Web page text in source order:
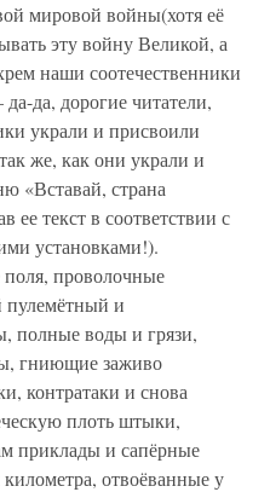
мировой войны(хотя её
эту войну Великой, а
наши соотечественники
да, дорогие читатели,
украли и присвоили
же, как они украли и
«Вставай, страна
ее текст в соответствии с
установками!).
проволочные
пулемётный и
полные воды и грязи,
гниющие заживо
контратаки и снова
плоть штыки,
приклады и сапёрные
отвоёванные у